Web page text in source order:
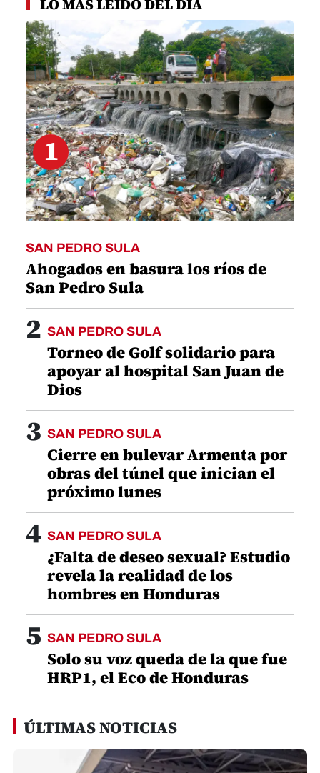
minutes,
seconds
LO MÁS LEÍDO DEL DÍA
1
SAN PEDRO SULA
Ahogados en basura los ríos de
San Pedro Sula
2 SAN PEDRO SULA
Torneo de Golf solidario para
apoyar al hospital San Juan de
Dios
3 SAN PEDRO SULA
Cierre en bulevar Armenta por
obras del túnel que inician el
próximo lunes
4 SAN PEDRO SULA
¿Falta de deseo sexual? Estudio
revela la realidad de los
hombres en Honduras
5 SAN PEDRO SULA
Solo su voz queda de la que fue
HRP1, el Eco de Honduras
ÚLTIMAS NOTICIAS